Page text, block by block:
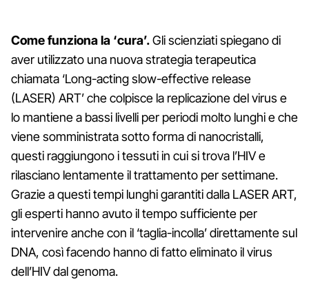
Come funziona la ‘cura’.Gli scienziati spiegano di
aver utilizzato una nuova strategia terapeutica
chiamata ‘Long-acting slow-effective release
(LASER) ART’ che colpisce la replicazione del virus e
lo mantiene a bassi livelli per periodi molto lunghi e che
viene somministrata sotto forma di nanocristalli,
questi raggiungono i tessuti in cui si trova l’HIV e
rilasciano lentamente il trattamento per settimane.
Grazie a questi tempi lunghi garantiti dalla LASER ART,
gli esperti hanno avuto il tempo sufficiente per
intervenire anche con il ‘taglia-incolla’ direttamente sul
DNA, così facendo hanno di fatto eliminato il virus
dell’HIV dal genoma.